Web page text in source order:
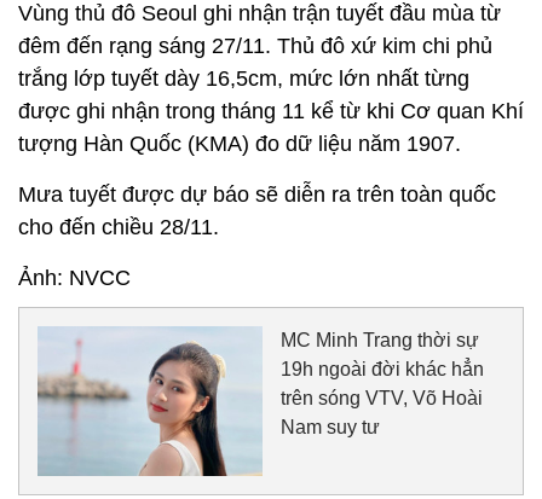
Vùng thủ đô Seoul ghi nhận trận tuyết đầu mùa từ
đêm đến rạng sáng 27/11. Thủ đô xứ kim chi phủ
trắng lớp tuyết dày 16,5cm, mức lớn nhất từng
được ghi nhận trong tháng 11 kể từ khi Cơ quan Khí
tượng Hàn Quốc (KMA) đo dữ liệu năm 1907.
Mưa tuyết được dự báo sẽ diễn ra trên toàn quốc
cho đến chiều 28/11.
Ảnh: NVCC
MC Minh Trang thời sự
19h ngoài đời khác hẳn
trên sóng VTV, Võ Hoài
Nam suy tư